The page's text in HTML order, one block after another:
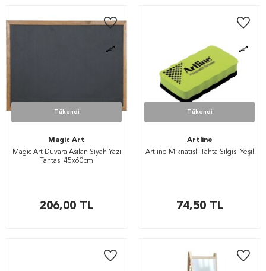
Tükendi
Magic Art
Magic Art Duvara Asılan Siyah Yazı
Tahtası 45x60cm
206,00 TL
Tükendi
Artline
Artline Mıknatıslı Tahta Silgisi Yeşil
74,50TL